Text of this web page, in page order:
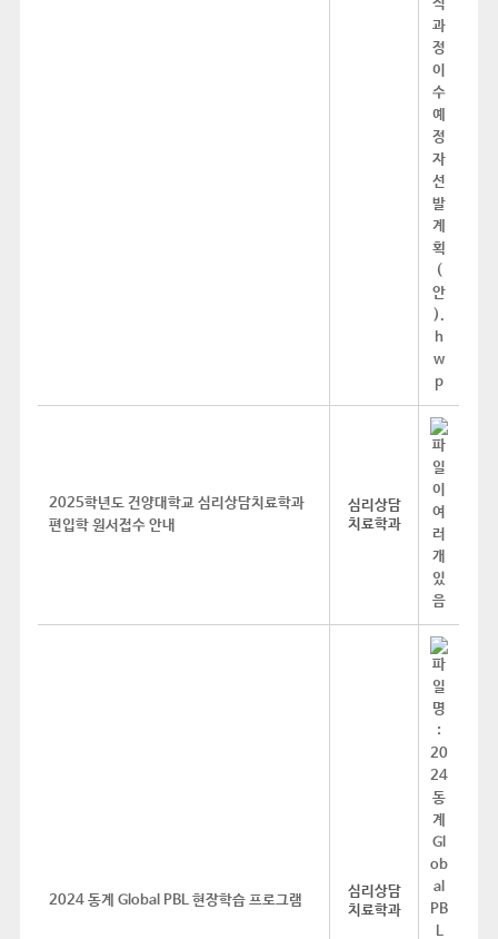
2025학년도 건양대학교 심리상담치료학과
편입학 원서접수 안내
심리상담
치료학과
2024 동계 Global PBL 현장학습 프로그램
심리상담
치료학과